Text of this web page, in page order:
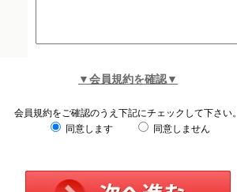
▼会員規約を確認▼
会員規約をご確認のうえ下記にチェックして下さい。
同意します
同意しません